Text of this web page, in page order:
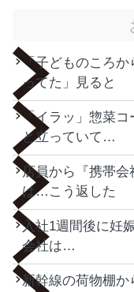
「子どものころか
ってた」見ると
「イラッ」惣菜コ
と立っていて…
店員から『携帯会
は…こう返した
入社1週間後に妊
会社は…
新幹線の荷物棚